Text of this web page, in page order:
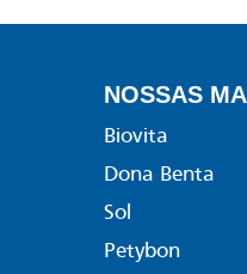
NOSSAS
Biovita
Dona Benta
Sol
Petybon